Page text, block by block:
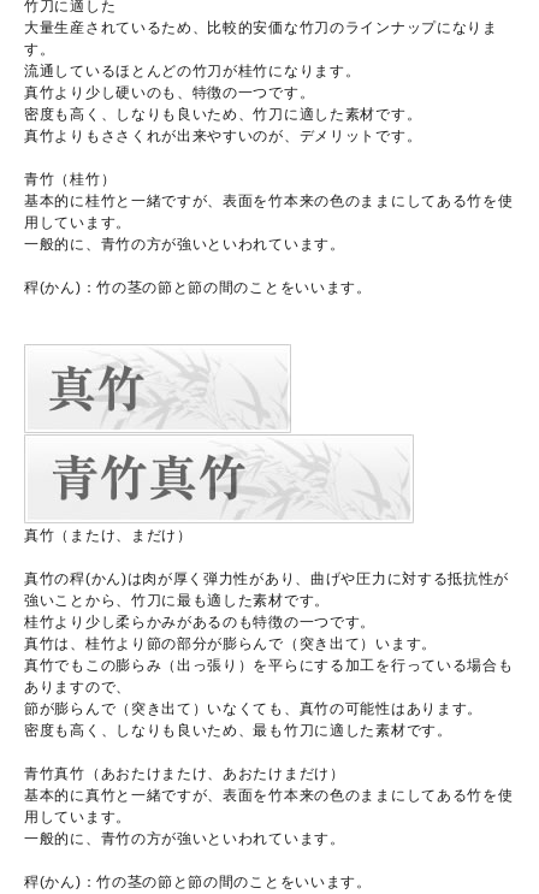
竹刀に適した
大量生産されているため、比較的安価な竹刀のラインナップになりま
す。
流通しているほとんどの竹刀が桂竹になります。
真竹より少し硬いのも、特徴の一つです。
密度も高く、しなりも良いため、竹刀に適した素材です。
真竹よりもささくれが出来やすいのが、デメリットです。
青竹（桂竹）
基本的に桂竹と一緒ですが、表面を竹本来の色のままにしてある竹を使
用しています。
一般的に、青竹の方が強いといわれています。
稈(かん)：竹の茎の節と節の間のことをいいます。
真竹（またけ、まだけ）
真竹の稈(かん)は肉が厚く弾力性があり、曲げや圧力に対する抵抗性が
強いことから、竹刀に最も適した素材です。
桂竹より少し柔らかみがあるのも特徴の一つです。
真竹は、桂竹より節の部分が膨らんで（突き出て）います。
真竹でもこの膨らみ（出っ張り）を平らにする加工を行っている場合も
ありますので、
節が膨らんで（突き出て）いなくても、真竹の可能性はあります。
密度も高く、しなりも良いため、最も竹刀に適した素材です。
青竹真竹（あおたけまたけ、あおたけまだけ）
基本的に真竹と一緒ですが、表面を竹本来の色のままにしてある竹を使
用しています。
一般的に、青竹の方が強いといわれています。
稈(かん)：竹の茎の節と節の間のことをいいます。